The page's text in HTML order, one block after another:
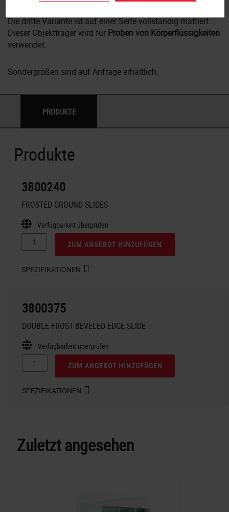
Die dritte Variante ist auf einer Seite vollständig mattiert.
Dieser Objektträger wird für Proben von Körperflüssigkeiten
verwendet.
Sondergrößen sind auf Anfrage erhältlich.
PRODUKTE
Produkte
3800240
FROSTED GROUND SLIDES
Verfügbarkeit überprüfen
ZUM ANGEBOT HINZUFÜGEN
SPEZIFIKATIONEN
3800375
DOUBLE FROST BEVELED EDGE SLIDE
Verfügbarkeit überprüfen
ZUM ANGEBOT HINZUFÜGEN
SPEZIFIKATIONEN
Zuletzt angesehen